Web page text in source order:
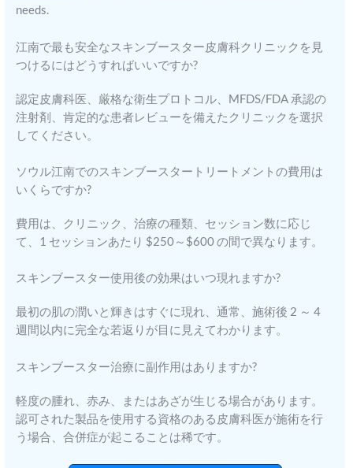
needs.
江南で最も安全なスキンブースター皮膚科クリニックを見
つけるにはどうすればいいですか?
認定皮膚科医、厳格な衛生プロトコル、MFDS/FDA 承認の
注射剤、肯定的な患者レビューを備えたクリニックを選択
してください。
ソウル江南でのスキンブースタートリートメントの費用は
いくらですか?
費用は、クリニック、治療の種類、セッション数に応じ
て、1 セッションあたり $250～$600 の間で異なります。
スキンブースター使用後の効果はいつ現れますか?
最初の肌の潤いと輝きはすぐに現れ、通常、施術後 2 ～ 4
週間以内に完全な若返りが目に見えてわかります。
スキンブースター治療に副作用はありますか?
軽度の腫れ、赤み、またはあざが生じる場合があります。
認可された製品を使用する資格のある皮膚科医が施術を行
う場合、合併症が起こることは稀です。